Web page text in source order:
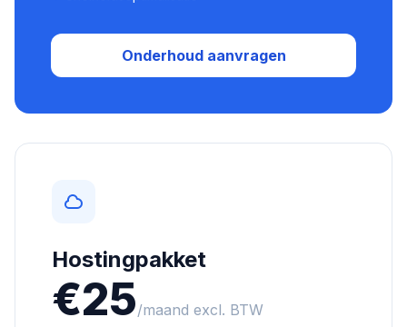
Onderhoud aanvragen
Hostingpakket
€25/maand excl. BTW